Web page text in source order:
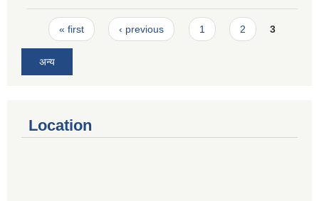
Pages
« first ‹ previous 1 2 3
अन्य
Location